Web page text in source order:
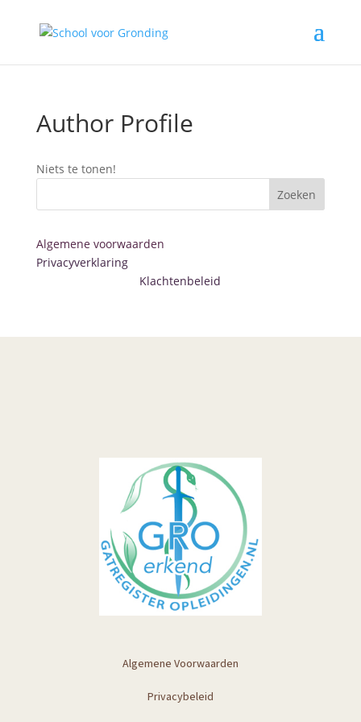
Author Profile
Niets te tonen!
Zoeken
Algemene voorwaarden
Privacyverklaring
Klachtenbeleid
Algemene Voorwaarden
Privacybeleid